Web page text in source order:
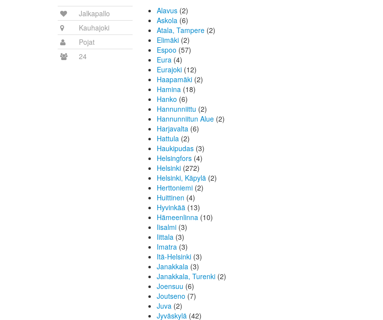
Jalkapallo
Kauhajoki
Pojat
24
Alavus (2)
Askola (6)
Atala, Tampere (2)
Elimäki (2)
Espoo (57)
Eura (4)
Eurajoki (12)
Haapamäki (2)
Hamina (18)
Hanko (6)
Hannunniittu (2)
Hannunniitun Alue (2)
Harjavalta (6)
Hattula (2)
Haukipudas (3)
Helsingfors (4)
Helsinki (272)
Helsinki, Käpylä (2)
Herttoniemi (2)
Huittinen (4)
Hyvinkää (13)
Hämeenlinna (10)
Iisalmi (3)
Iittala (3)
Imatra (3)
Itä-Helsinki (3)
Janakkala (3)
Janakkala, Turenki (2)
Joensuu (6)
Joutseno (7)
Juva (2)
Jyväskylä (42)